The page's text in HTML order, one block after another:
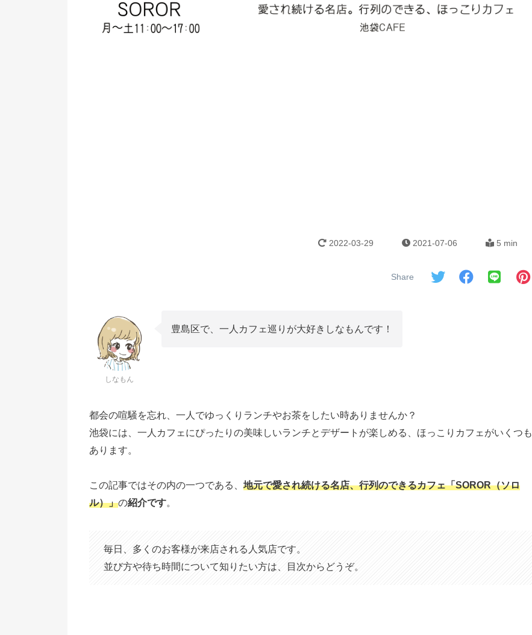
2022-03-29 2021-07-06 5 min
しなもん
豊島区で、一人カフェ巡りが大好きしなもんです！
都会の喧騒を忘れ、一人でゆっくりランチやお茶をしたい時ありませんか？
池袋には、一人カフェにぴったりの美味しいランチとデザートが楽しめる、ほっこりカフェがいくつも
あります。
この記事ではその内の一つである、 地元で愛され続ける名店、行列のできるカフェ「SOROR（ソロ
ル）」の紹介です。
毎日、多くのお客様が来店される人気店です。
並び方や待ち時間について知りたい方は、目次からどうぞ。